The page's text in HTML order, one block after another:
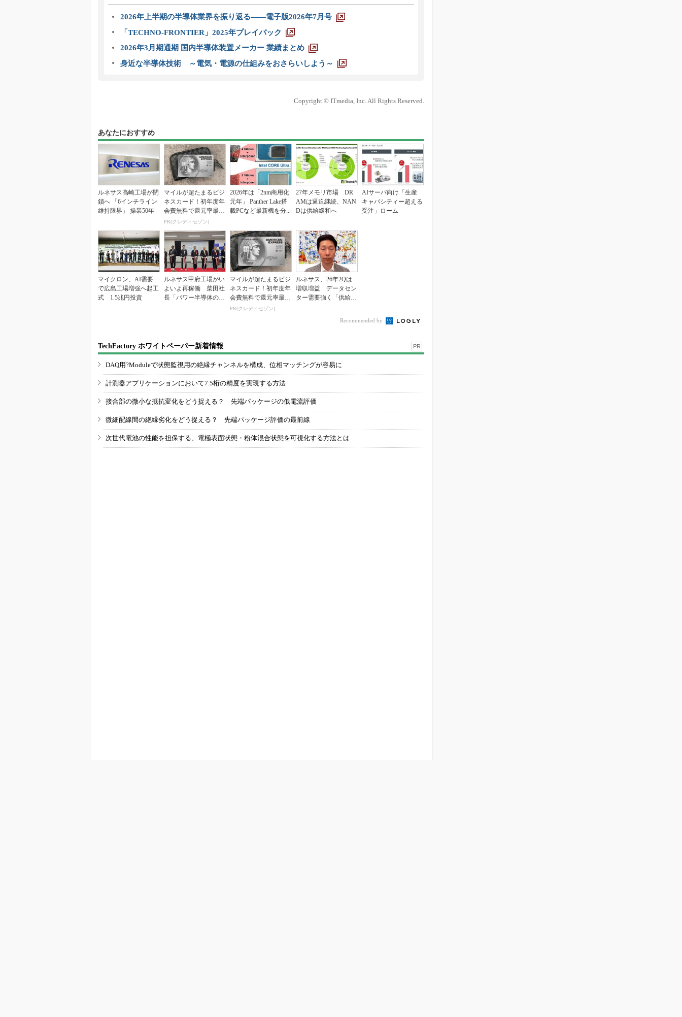
2026年上半期の半導体業界を振り返る――電子版2026年7月号
「TECHNO-FRONTIER」2025年プレイバック
2026年3月期通期 国内半導体装置メーカー 業績まとめ
身近な半導体技術 ～電気・電源の仕組みをおさらいしよう～
Copyright © ITmedia, Inc. All Rights Reserved.
あなたにおすすめ
ルネサス高崎工場が閉
鎖へ 「6インチライン
維持限界」 操業50年
マイルが超たまるビジ
ネスカード！初年度年
会費無料で還元率最大
1.125%
PR(クレディセゾン)
2026年は「2nm商用化
元年」 Panther Lake搭
載PCなど最新機を分...
27年メモリ市場 DR
AMは逼迫継続、NAN
Dは供給緩和へ
AIサーバ向け「生産
キャパシティー超える
受注」ローム
マイクロン、AI需要
で広島工場増強へ起工
式 1.5兆円投資
ルネサス甲府工場がい
よいよ再稼働 柴田社
長「パワー半導体の戦
マイルが超たまるビジ
ネスカード！初年度年
会費無料で還元率最大
1.125%
PR(クレディセゾン)
ルネサス、26年2Qは
増収増益 データセン
ター需要強く「供給は
Recommended by
TechFactory ホワイトペーパー新着情報 PR
DAQ用?Moduleで状態監視用の絶縁チャンネルを構成、位相マッチングが容易に
計測器アプリケーションにおいて7.5桁の精度を実現する方法
接合部の微小な抵抗変化をどう捉える？ 先端パッケージの低電流評価
微細配線間の絶縁劣化をどう捉える？ 先端パッケージ評価の最前線
次世代電池の性能を担保する、電極表面状態・粉体混合状態を可視化する方法とは